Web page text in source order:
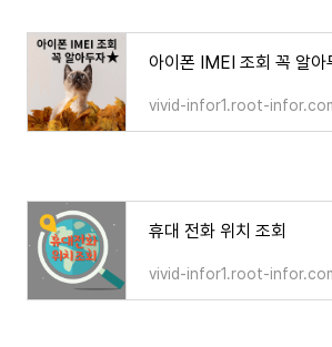
아이폰 IMEI 조회 꼭 알아
vivid-infor1.root-
휴대 전화 위치 조회
vivid-infor1.root-